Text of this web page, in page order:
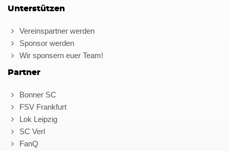
Unterstützen
Vereinspartner werden
Sponsor werden
Wir sponsern euer Team!
Partner
Bonner SC
FSV Frankfurt
Lok Leipzig
SC Verl
FanQ